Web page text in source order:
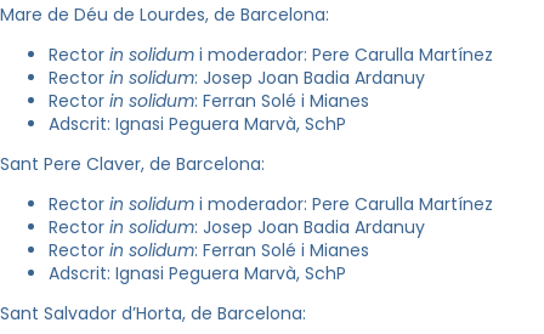
Mare de Déu de Lourdes, de Barcelona:
Rector in solidum i moderador: Pere Carulla Martínez
Rector in solidum: Josep Joan Badia Ardanuy
Rector in solidum: Ferran Solé i Mianes
Adscrit: Ignasi Peguera Marvà, SchP
Sant Pere Claver, de Barcelona:
Rector in solidum i moderador: Pere Carulla Martínez
Rector in solidum: Josep Joan Badia Ardanuy
Rector in solidum: Ferran Solé i Mianes
Adscrit: Ignasi Peguera Marvà, SchP
Sant Salvador d’Horta, de Barcelona: